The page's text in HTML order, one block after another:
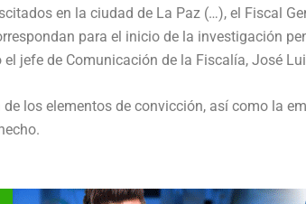
en la ciudad de La Paz (…), el Fiscal
para el inicio de la investigación
jefe de Comunicación de la Fiscalía, José
los elementos de convicción, así como la